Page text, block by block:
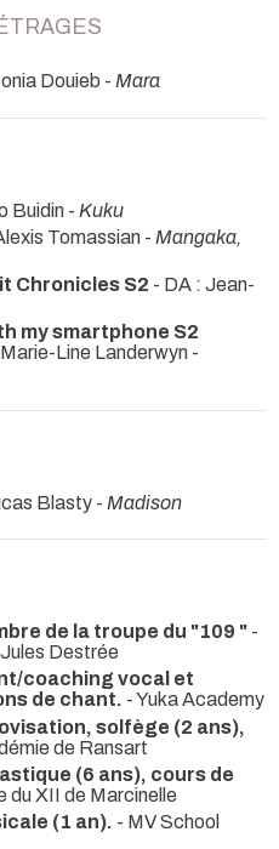
Douieb - Mara
Buidin - Kuku
Tomassian - Mangaka,
Chronicles S2 - DA : Jean-
my smartphone S2
Line Landerwyn -
Blasty - Madison
de la troupe du "109 " -
Destrée
coaching vocal et
de chant. - Yuka Academy
solfège (2 ans),
de Ransart
(6 ans), cours de
du XII de Marcinelle
(1 an). - MV School